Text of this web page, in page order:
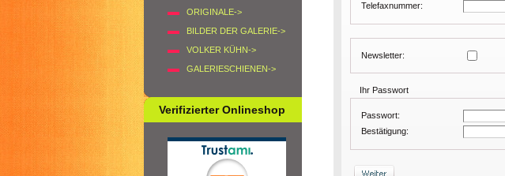
ORIGINALE->
BILDER DER GALERIE->
VOLKER KÜHN->
GALERIESCHIENEN->
Verifizierter Onlineshop
Telefaxnummer:
Newsletter:
Ihr Passwort
Passwort:
Bestätigung: